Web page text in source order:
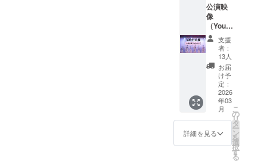
公演映
像
（Youtu
be）
（約90
分収
録） ※
メール
にて
URL添
付。 ※
このリ
ターン
の公演
映像は
300,000
支援
者：
13人
お届
け予
定：
2026
年03
月
詳細を見る
こ
の
リ
タ
ー
ン
を
選
択
す
る